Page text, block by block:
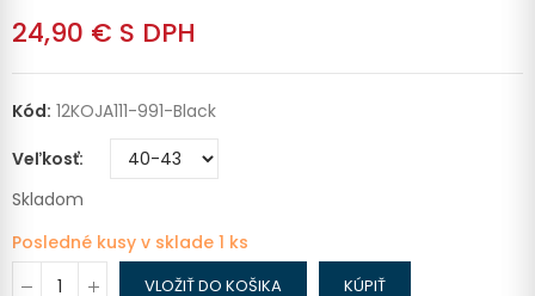
24,90 € S DPH
Kód: 12KOJA111-991-Black
Veľkosť
Skladom
Posledné kusy v sklade 1 ks
VLOŽIŤ DO KOŠIKA KÚPIŤ